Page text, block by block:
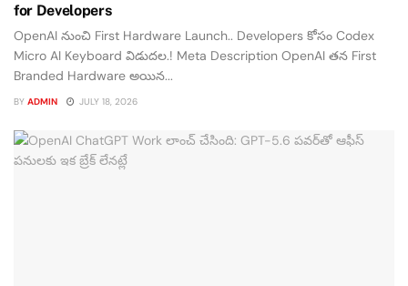
for Developers
OpenAI నుంచి First Hardware Launch.. Developers కోసం Codex
Micro AI Keyboard విడుదల.! Meta Description OpenAI తన First
Branded Hardware అయిన...
BY ADMIN JULY 18, 2026